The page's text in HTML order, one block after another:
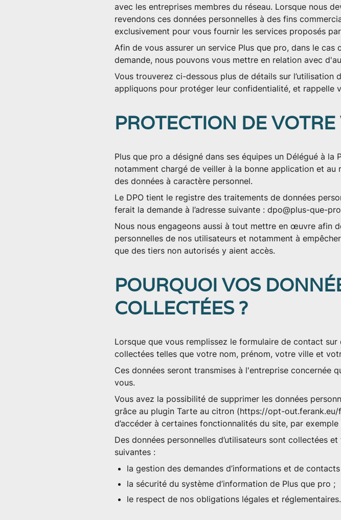
avec les entreprises membres du réseau. Lorsque nous
revendons ces données personnelles à des fins
exclusivement pour vous fournir les services proposés
Afin de vous assurer un service Plus que pro, dans le
demande, nous pouvons vous mettre en relation avec
Vous trouverez ci-dessous plus de détails sur l’utilisation
appliquons pour protéger leur confidentialité, et rappelle
PROTECTION DE
Plus que pro a désigné dans ses équipes un Délégué à
notamment chargé de veiller à la bonne application et
des données à caractère personnel.
Le DPO tient le registre des traitements de données
ferait la demande à l’adresse suivante : dpo@plus-que-
Nous nous engageons aussi à tout mettre en œuvre afin
personnelles de nos utilisateurs et notamment à
que des tiers non autorisés y aient accès.
POURQUOI VOS
COLLECTÉES ?
Lorsque que vous remplissez le formulaire de contact
collectées telles que votre nom, prénom, votre ville et
Ces données seront transmises à l'entreprise
vous.
Vous avez la possibilité de supprimer les données
grâce au plugin Tarte au citron (https://opt-
d’accéder à certaines fonctionnalités du site, par
Des données personnelles d’utilisateurs sont collectées
suivantes :
la gestion des demandes d’informations et de
la sécurité du système d’information de Plus que pro ;
le respect de nos obligations légales et réglementaires.